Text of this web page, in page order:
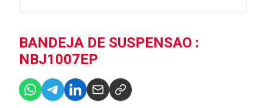
BANDEJA DE SUSPENSAO :
NBJ1007EP